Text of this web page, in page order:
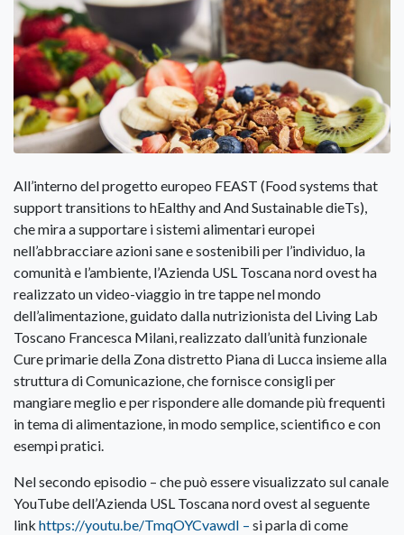
All’interno del progetto europeo FEAST (Food systems that
support transitions to hEalthy and And Sustainable dieTs),
che mira a supportare i sistemi alimentari europei
nell’abbracciare azioni sane e sostenibili per l’individuo, la
comunità e l’ambiente, l’Azienda USL Toscana nord ovest ha
realizzato un video-viaggio in tre tappe nel mondo
dell’alimentazione, guidato dalla nutrizionista del Living Lab
Toscano Francesca Milani, realizzato dall’unità funzionale
Cure primarie della Zona distretto Piana di Lucca insieme alla
struttura di Comunicazione, che fornisce consigli per
mangiare meglio e per rispondere alle domande più frequenti
in tema di alimentazione, in modo semplice, scientifico e con
esempi pratici.
Nel secondo episodio – che può essere visualizzato sul canale
YouTube dell’Azienda USL Toscana nord ovest al seguente
link https://youtu.be/TmqOYCvawdI – si parla di come